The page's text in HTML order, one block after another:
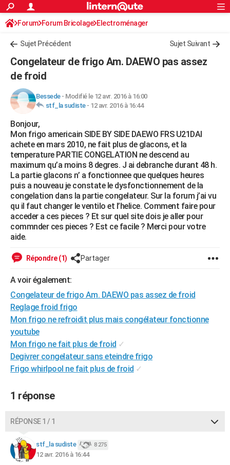
ACTUALITÉS
Politique
Société
Faits Divers
Education
Monde
Villes
+
Programme TV
TNTStreaming
Cinéma
Sorties cinéma
Musique
FINANCE
Retraite
Impôts
Epargne
Immobilier
Risques naturels par ville
Banque
Assurance
Crédit
AUTO
Réserver un essai
Citadines
Forum auto
Mobiles
Meilleur smartphone
Internet
Ordinateurs
Jeux vidéo
Guide high-tech
BRICOLAGE
Forum
Aménagement intérieur
Extérieur
Cuisine
Salle de bains
Jardinage
Rangement
WEEK-END
Guides de France
Escapades
Patrimoine
Expositions
Musées
Week-end nature
+LIFESTYLE
Art de vivre
Bien-être
Loisirs
Mode
Modes de vie
SANTE
Alimentation
Guide de la santé
Maladies
Médicaments
Sommeil
VOYAGE
Destinations
City break
Voyage nature
Voyage de noces
Forum
Climat
+
GUIDES D'ACHAT
BONS PLANS
CARTE DE VOEUX
Carte de Noël
Carte Bonne année
Carte Saint-Valentin
Carte Pâques
Carte d'anniversaire
DICTIONNAIRE
Dictionnaire
Biographies
Citations
Expressions
Proverbes
PROGRAMME TV
COPAINS D'AVANT
S'inscrire
Connexion
Forum Forum Bricolage Electroménager
Sujet Précédent Sujet Suivant
Congelateur de frigo Am. DAEWO pas assez
de froid
Bessede- Modifié le 12 avr. 2016 à 16:00
stf_la sudiste- 12 avr. 2016 à 16:44
Bonjour,
Mon frigo americain SIDE BY SIDE DAEWO FRS U21DAI
achete en mars 2010, ne fait plus de glacons, et la
temperature PARTIE CONGELATION ne descend au
maximum qu’a moins 8 degres. J ai debranche durant 48 h.
La partie glacons n’ a fonctionnee que quelques heures
puis a nouveau je constate le dysfonctionnement de la
congelation dans la partie congelateur. Sur la forum j’ai vu
qu il faut changer le ventilo et l’helice. Comment faire pour
acceder a ces pieces ? Et sur quel site dois je aller pour
commnder ces pieces ? Est ce facile ? Merci pour votre
aide.
Répondre (1) Partager
A voir également:
Congelateur de frigo Am. DAEWO pas assez de froid
Reglage froid frigo
Mon frigo ne refroidit plus mais congélateur fonctionne
youtube
Mon frigo ne fait plus de froid ✓
Degivrer congelateur sans eteindre frigo
Frigo whirlpool ne fait plus de froid ✓
1 réponse
RÉPONSE 1 / 1
stf_la sudiste 8 275
12 avr. 2016 à 16:44